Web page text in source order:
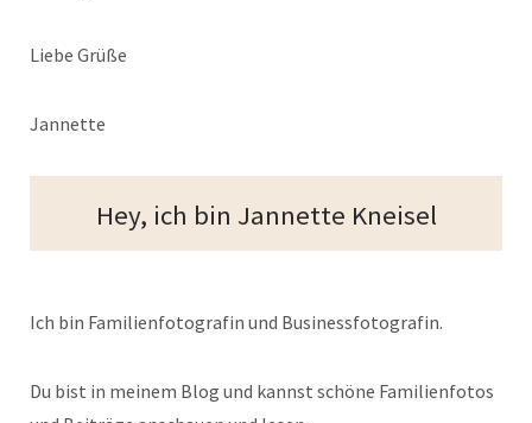
Liebe Grüße
Jannette
Hey, ich bin Jannette Kneisel
Ich bin Familienfotografin und Businessfotografin.
Du bist in meinem Blog und kannst schöne Familienfotos